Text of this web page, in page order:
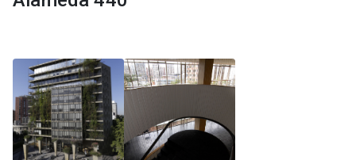
Reglamento de Magíster, Pontificia Universidad
Universidad Católica de Chile
Reglamento de Magíster, Pontificia Universidad
Católica de Chile LLM UC 2025
Reglamento de Seminarios de Graduación
Programa de Magíster en Derecho, LLM 2025